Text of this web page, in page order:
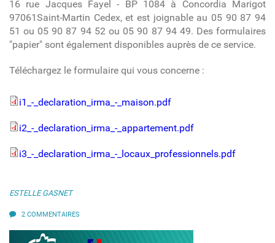
16 rue Jacques Fayel - BP 1084 à Concordia Marigot
97061Saint-Martin Cedex, et est joignable au 05 90 87 94
51 ou 05 90 87 94 52 ou 05 90 87 94 49. Des formulaires
"papier" sont également disponibles auprès de ce service.
Téléchargez le formulaire qui vous concerne :
i1_-_declaration_irma_-_maison.pdf
i2_-_declaration_irma_-_appartement.pdf
i3_-_declaration_irma_-_locaux_professionnels.pdf
ESTELLE GASNET
2 COMMENTAIRES